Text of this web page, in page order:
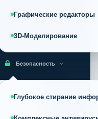
Графические редакторы
3D-Моделирование
Безопасность
Глубокое стирание